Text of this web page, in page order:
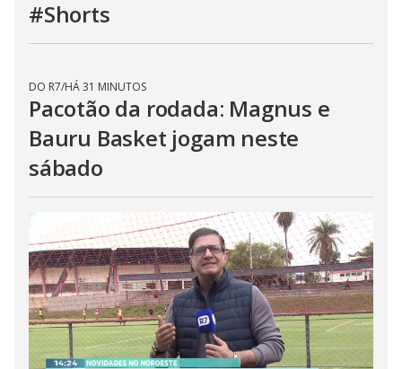
Davi Lucca, filho de Neymar,
revela quem o ensinou a ser
humilde | #AHoraDaVenenosa
#Shorts
DO R7/HÁ 31 MINUTOS
Pacotão da rodada: Magnus e
Bauru Basket jogam neste
sábado